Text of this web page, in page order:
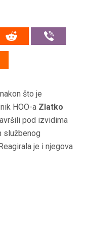
što je
HOO-a Zlatko
pod izvidima
službenog
je i njegova